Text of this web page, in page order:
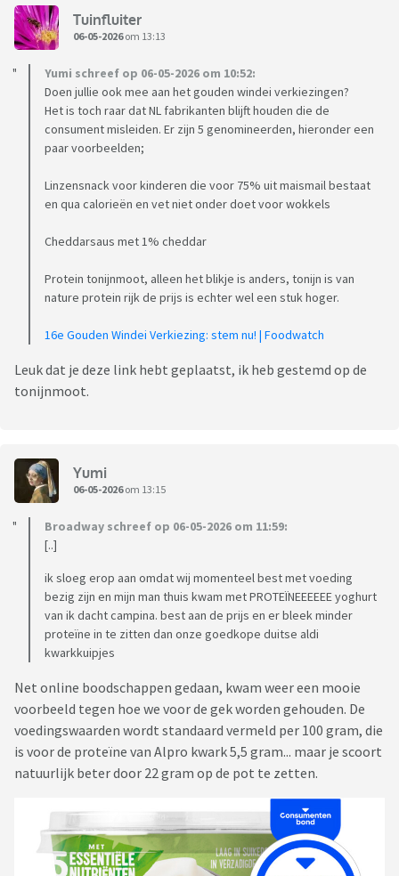
Tuinfluiter
06-05-2026om 13:13
Yumi schreef op 06-05-2026 om 10:52:
Doen jullie ook mee aan het gouden windei verkiezingen?
Het is toch raar dat NL fabrikanten blijft houden die de
consument misleiden. Er zijn 5 genomineerden, hieronder een
paar voorbeelden;
Linzensnack voor kinderen die voor 75% uit maismail bestaat
en qua calorieën en vet niet onder doet voor wokkels
Cheddarsaus met 1% cheddar
Protein tonijnmoot, alleen het blikje is anders, tonijn is van
nature protein rijk de prijs is echter wel een stuk hoger.
16e Gouden Windei Verkiezing: stem nu! | Foodwatch
Leuk dat je deze link hebt geplaatst, ik heb gestemd op de
tonijnmoot.
Yumi
06-05-2026om 13:15
Broadway schreef op 06-05-2026 om 11:59:
[..]
ik sloeg erop aan omdat wij momenteel best met voeding
bezig zijn en mijn man thuis kwam met PROTEÏNEEEEEE yoghurt
van ik dacht campina. best aan de prijs en er bleek minder
proteïne in te zitten dan onze goedkope duitse aldi
kwarkkuipjes
Net online boodschappen gedaan, kwam weer een mooie
voorbeeld tegen hoe we voor de gek worden gehouden. De
voedingswaarden wordt standaard vermeld per 100 gram, die
is voor de proteïne van Alpro kwark 5,5 gram... maar je scoort
natuurlijk beter door 22 gram op de pot te zetten.